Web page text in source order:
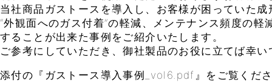
当社商品ガストースを導入し、お客様が困っていた成
“外観面へのガス付着”の軽減、メンテナンス頻度の軽
することが出来た事例をご紹介いたします。
ご参考にしていただき、御社製品のお役に立てば幸い
添付の『ガストース導入事例_vol6.pdf』をご覧くだ